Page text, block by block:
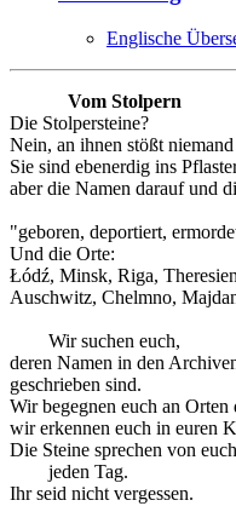
Englische
Vom Stolpern
Die Stolpersteine?
Nein, an ihnen stößt
Sie sind ebenerdig ins
aber die Namen darauf und
"geboren, deportiert,
Und die Orte:
Łódź, Minsk, Riga,
Auschwitz, Chelmno,
Wir suchen euch,
deren Namen in den
geschrieben sind.
Wir begegnen euch an
wir erkennen euch in euren
Die Steine sprechen von
jeden Tag.
Ihr seid nicht vergessen.